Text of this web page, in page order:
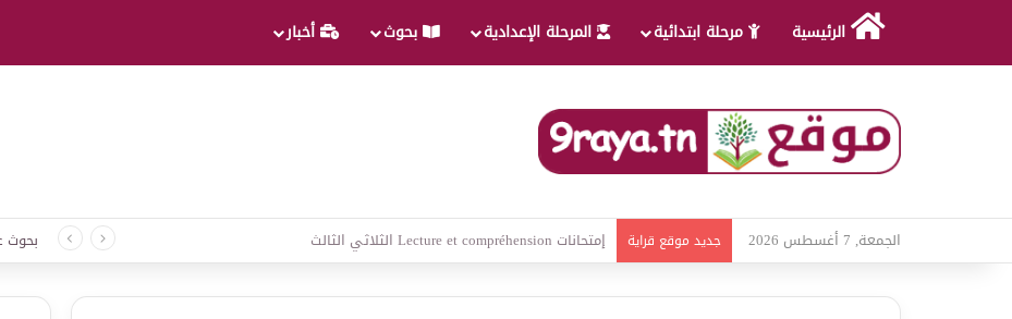
الرئيسية مرحلة ابتدائية المرحلة الإعدادية بحوث أخبار
الجمعة, 7 أغسطس 2026 جديد موقع قراية امتحانات قواعد لغة الثلاثي الثالث بحوث